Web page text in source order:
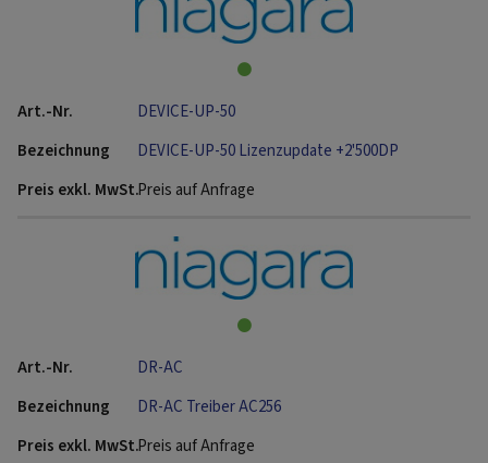
DEVICE-UP-50
DEVICE-UP-50 Lizenzupdate +2'500DP
Preis auf Anfrage
DR-AC
DR-AC Treiber AC256
Preis auf Anfrage